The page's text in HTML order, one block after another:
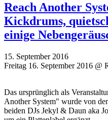
Reach Another
Kickdrums,
einige
15. September 2016
Freitag 16. September 2016 @
Das ursprünglich als
Another System" wurde von
beiden DJs Jekyl & Daun aka